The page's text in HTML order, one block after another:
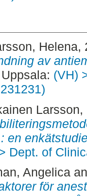
Helena,
av
(VH)
en
Dept. of
Angelica
för